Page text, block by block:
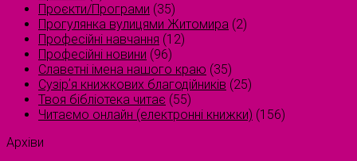
Проєкти/Програми (35)
Прогулянка вулицями Житомира (2)
Професійні навчання (12)
Професійні новини (96)
Славетні імена нашого краю (35)
Сузірʼя книжкових благодійників (25)
Твоя бібліотека читає (55)
Читаємо онлайн (електронні книжки) (156)
Архіви